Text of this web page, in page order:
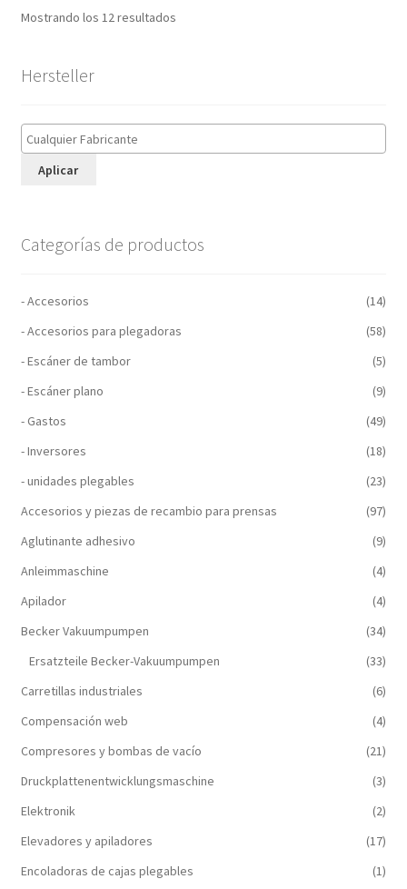
Mostrando los 12 resultados
Hersteller
Aplicar
Categorías de productos
- Accesorios
(14)
- Accesorios para plegadoras
(58)
- Escáner de tambor
(5)
- Escáner plano
(9)
- Gastos
(49)
- Inversores
(18)
- unidades plegables
(23)
Accesorios y piezas de recambio para prensas
(97)
Aglutinante adhesivo
(9)
Anleimmaschine
(4)
Apilador
(4)
Becker Vakuumpumpen
(34)
Ersatzteile Becker-Vakuumpumpen
(33)
Carretillas industriales
(6)
Compensación web
(4)
Compresores y bombas de vacío
(21)
Druckplattenentwicklungsmaschine
(3)
Elektronik
(2)
Elevadores y apiladores
(17)
Encoladoras de cajas plegables
(1)